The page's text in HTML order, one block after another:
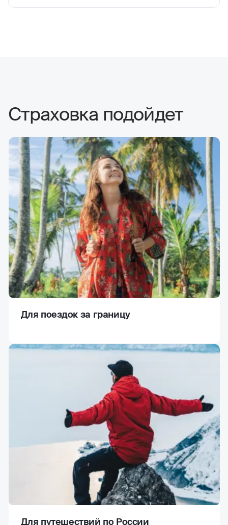
Страховка подойдет
Для поездок за границу
Для путешествий по России